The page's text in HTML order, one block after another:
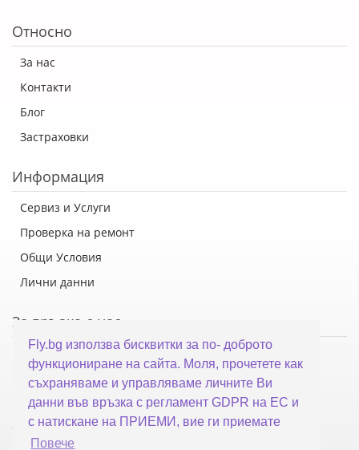
Fly.bg използва бисквитки за по- доброто
функциониране на сайта. Моля, прочетете как
съхраняваме и управляваме личните Ви
данни във връзка с регламент GDPR на ЕС и
с натискане на ПРИЕМИ, вие ги приемате
Повече
Относно
За нас
Контакти
Блог
Застраховки
Информация
Сервиз и Услуги
Проверка на ремонт
Общи Условия
Лични данни
За връзка с нас
Флай Систем ООД
гр. Варна, ул. Каймакчалан 10А
тел: 052 321 321
office@fly.bg